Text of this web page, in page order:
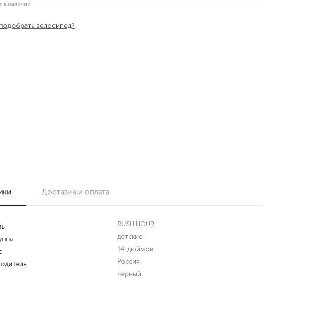
в наличии
велосипед?
Доставка и оплата
RUSH HOUR
детские
14' дюймов
Россия
черный